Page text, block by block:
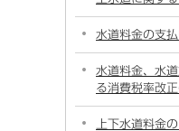
水道料金の支
水道料金、水
る消費税率改
上下水道料金